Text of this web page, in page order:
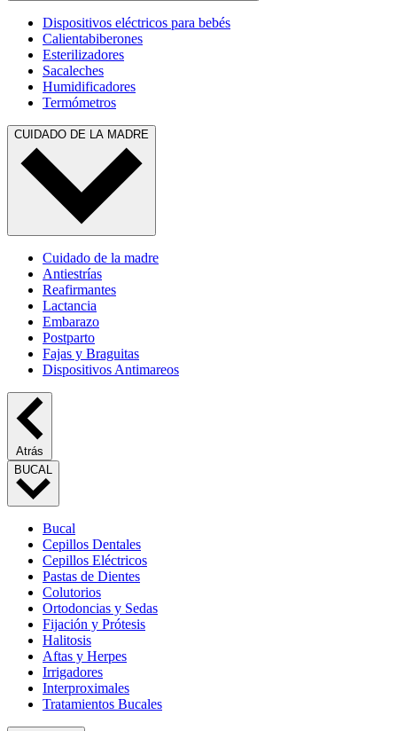
Dispositivos eléctricos para bebés
Calientabiberones
Esterilizadores
Sacaleches
Humidificadores
Termómetros
CUIDADO DE LA MADRE
Cuidado de la madre
Antiestrías
Reafirmantes
Lactancia
Embarazo
Postparto
Fajas y Braguitas
Dispositivos Antimareos
Atrás
BUCAL
Bucal
Cepillos Dentales
Cepillos Eléctricos
Pastas de Dientes
Colutorios
Ortodoncias y Sedas
Fijación y Prótesis
Halitosis
Aftas y Herpes
Irrigadores
Interproximales
Tratamientos Bucales